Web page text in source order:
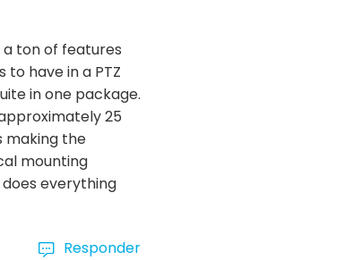
ton of features
have in a PTZ
in one package.
25
making the
mounting
everything
Responder